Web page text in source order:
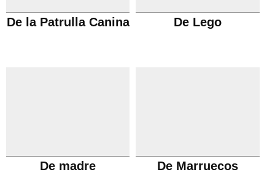
De la Patrulla Canina De Lego
De madre De Marruecos